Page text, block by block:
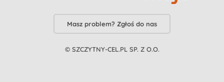
Masz problem? Zgłoś do nas
© SZCZYTNY-CEL.PL SP. Z O.O.